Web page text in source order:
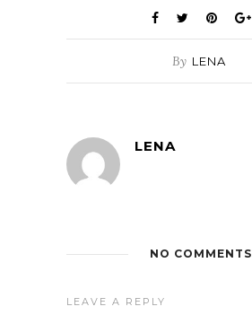
By LENA
LENA
NO COMMENTS
LEAVE A REPLY